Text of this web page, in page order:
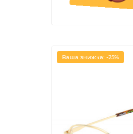
Ваша знижка: -25%